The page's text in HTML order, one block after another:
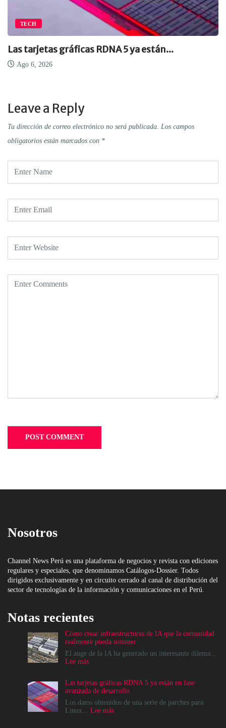
gráficas RDNA 5 ya están...
2026
Leave a Reply
Tu dirección de correo electrónico no será publicada. Los campos
obligatorios están marcados con *
Nosotros
Channel News Perú es una plataforma de negocios y revista con ediciones
regulares y especiales, que denominamos Catálogos-Dossier. Todos
dirigidos exclusivamente y en circuito cerrado al canal de distribución del
sector de tecnologías de la información y comunicaciones en el Perú.
Notas recientes
Cómo crear infraestructuras de IA que la comunidad
realmente pueda sostener
El auge de la IA ha generado un interesante dilema...
Lee más:
infraestructuras
de
IA
que
Las tarjetas gráficas RDNA 5 ya están en fase
avanzada de desarrollo
Los datos obtenidos de una serie de parches para
Linux... Lee más: